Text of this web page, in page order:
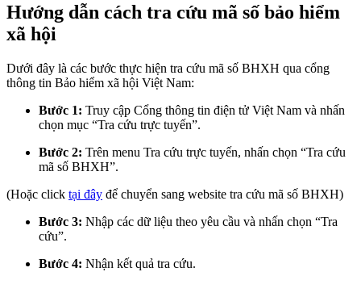
Hướng dẫn cách tra cứu mã số bảo hiểm
xã hội
Dưới đây là các bước thực hiện tra cứu mã số BHXH qua cổng
thông tin Bảo hiểm xã hội Việt Nam:
Bước 1: Truy cập Cổng thông tin điện tử Việt Nam và nhấn
chọn mục “Tra cứu trực tuyến”.
Bước 2: Trên menu Tra cứu trực tuyến, nhấn chọn “Tra cứu
mã số BHXH”.
(Hoặc click tại đây để chuyển sang website tra cứu mã số BHXH)
Bước 3: Nhập các dữ liệu theo yêu cầu và nhấn chọn “Tra
cứu”.
Bước 4: Nhận kết quả tra cứu.